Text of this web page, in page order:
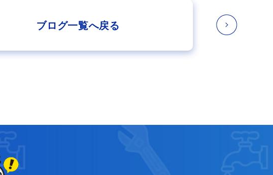
ブログ一覧へ戻る